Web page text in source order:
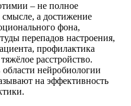
– не полное
а достижение
фона,
перепадов настроения,
профилактика
расстройство.
нейробиологии
на эффективность